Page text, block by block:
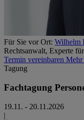
Für Sie vor Ort: Wilhelm
Rechtsanwalt, Experte
Termin vereinbaren Mehr
Tagung
Fachtagung
19.11. - 20.11.2026
|